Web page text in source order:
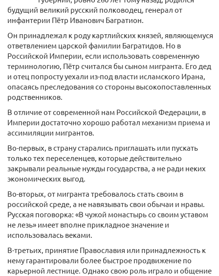
будущий великий русский полководец, генерал от
инфантерии Пётр Иванович Багратион.
Он принадлежал к роду картлийских князей, являющемуся
ответвлением царской фамилии Багратидов. Но в
Российской Империи, если использовать современную
терминологию, Пётр считался бы сыном мигранта. Его дед
и отец попросту уехали из-под власти исламского Ирана,
опасаясь преследования со стороны высокопоставленных
родственников.
В отличие от современной нам Российской Федерации, в
Империи достаточно хорошо работал механизм приема и
ассимиляции мигрантов.
Во-первых, в страну старались приглашать или пускать
только тех переселенцев, которые действительно
закрывали реальные нужды государства, а не ради неких
экономических выгод.
Во-вторых, от мигранта требовалось стать своим в
российской среде, а не навязывать свои обычаи и нравы.
Русская поговорка: «В чужой монастырь со своим уставом
не лезь» имеет вполне прикладное значение и
использовалась веками.
В-третьих, принятие Православия или принадлежность к
нему гарантировали более быстрое продвижение по
карьерной лестнице. Однако свою роль играло и общение